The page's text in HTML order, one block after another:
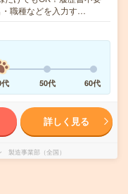
職種などを入力す…
50代 60代
詳しく見る
製造事業部（全国）